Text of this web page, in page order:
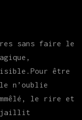
sans faire le
être
n’oublie
le rire et
jaillit